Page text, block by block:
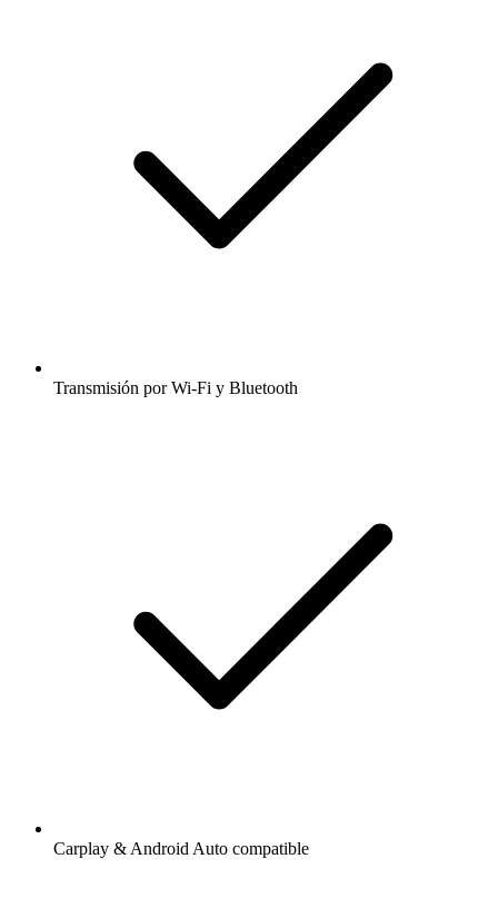
Transmisión por Wi-Fi y Bluetooth
Carplay & Android Auto compatible